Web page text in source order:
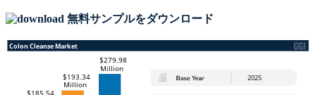
無料サンプルをダウンロード